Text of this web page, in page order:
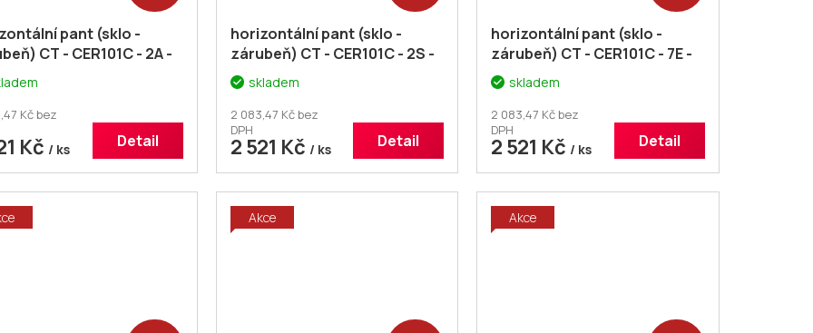
pant (sklo -
CT - CER101C - 2A -
Kč bez
Kč / ks Detail
horizontální pant (sklo -
zárubeň) CT - CER101C - 2S -
pár skladem
2 083,47 Kč bez
DPH
2 521 Kč / ks Detail
horizontální pant (sklo -
zárubeň) CT - CER101C - 7E -
pár skladem
2 083,47 Kč bez
DPH
2 521 Kč / ks Detail
Akce Akce